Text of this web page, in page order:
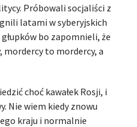
Próbowali socjaliści z
latami w syberyjskich
głupków bo zapomnieli, że
mordercy to mordercy, a
choć kawałek Rosji, i
Nie wiem kiedy znowu
kraju i normalnie